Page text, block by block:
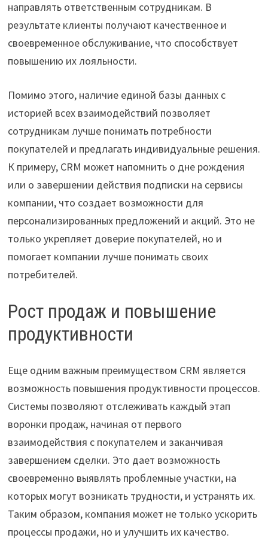
направлять ответственным сотрудникам. В
результате клиенты получают качественное и
своевременное обслуживание, что способствует
повышению их лояльности.
Помимо этого, наличие единой базы данных с
историей всех взаимодействий позволяет
сотрудникам лучше понимать потребности
покупателей и предлагать индивидуальные решения.
К примеру, CRM может напомнить о дне рождения
или о завершении действия подписки на сервисы
компании, что создает возможности для
персонализированных предложений и акций. Это не
только укрепляет доверие покупателей, но и
помогает компании лучше понимать своих
потребителей.
Рост продаж и повышение
продуктивности
Еще одним важным преимуществом CRM является
возможность повышения продуктивности процессов.
Системы позволяют отслеживать каждый этап
воронки продаж, начиная от первого
взаимодействия с покупателем и заканчивая
завершением сделки. Это дает возможность
своевременно выявлять проблемные участки, на
которых могут возникать трудности, и устранять их.
Таким образом, компания может не только ускорить
процессы продажи, но и улучшить их качество.